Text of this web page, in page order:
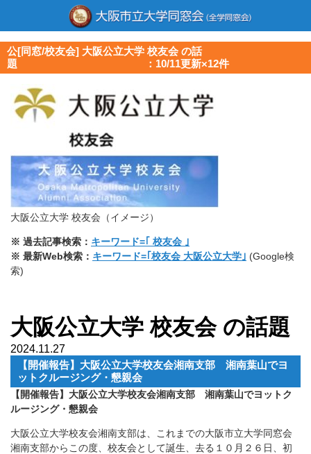
公[同窓/校友会] 大阪公立大学 校友会 の話
題 ：10/11更新×12件
大阪公立大学 校友会（イメージ）
※ 過去記事検索： キーワード=｢ 校友会 ｣
※ 最新Web検索： キーワード=｢校友会 大阪公立大学｣ (Google検
索)
大阪公立大学 校友会 の話題
2024.11.27
【開催報告】大阪公立大学校友会湘南支部 湘南葉山でヨ
ットクルージング・懇親会
【開催報告】大阪公立大学校友会湘南支部 湘南葉山でヨットク
ルージング・懇親会
大阪公立大学校友会湘南支部は、これまでの大阪市立大学同窓会
湘南支部からこの度、校友会として誕生、去る１０月２６日、初